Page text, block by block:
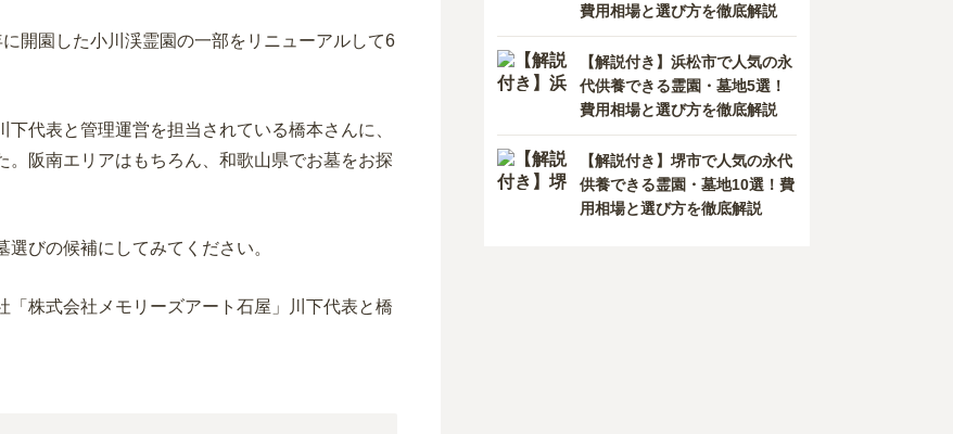
開園した小川渓霊園の一部をリニューアルして6
代表と管理運営を担当されている橋本さんに、
。阪南エリアはもちろん、和歌山県でお墓をお探
びの候補にしてみてください。
費用相場と選び方を徹底解説
【解説付き】浜松市で人気の永
代供養できる霊園・墓地5選！
費用相場と選び方を徹底解説
【解説付き】堺市で人気の永代
供養できる霊園・墓地10選！費
用相場と選び方を徹底解説